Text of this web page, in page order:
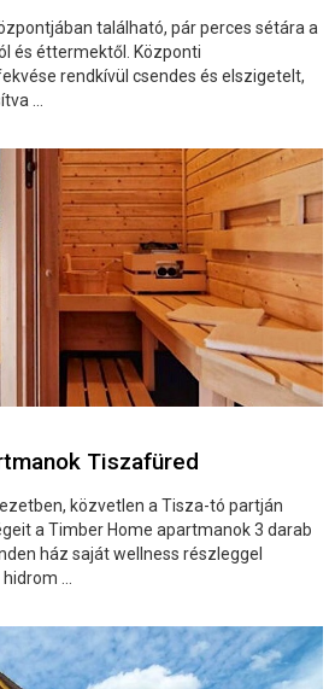
található, pár perces sétára a
és éttermektől. Központi
rendkívül csendes és elszigetelt,
...
Tiszafüred
közvetlen a Tisza-tó partján
a Timber Home apartmanok 3 darab
ház saját wellness részleggel
...